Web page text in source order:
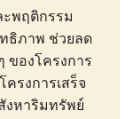
ะพฤติกรรม
ธิภาพ ช่วยลด
ของโครงการ
รงการเสร็จ
งหาริมทรัพย์